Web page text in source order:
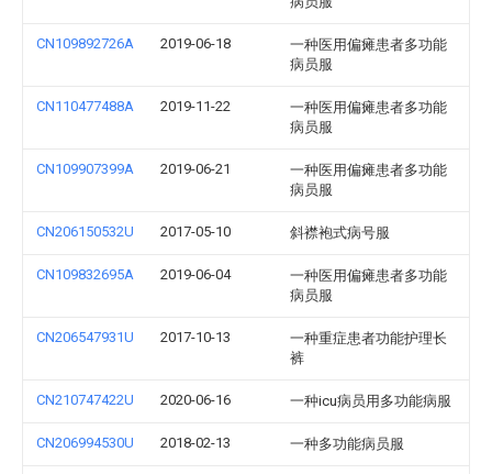
CN109892726A 2019-06-18
一种医用偏瘫患者多功能
病员服
CN110477488A 2019-11-22
一种医用偏瘫患者多功能
病员服
CN109907399A 2019-06-21
一种医用偏瘫患者多功能
病员服
CN206150532U 2017-05-10 斜襟袍式病号服
CN109832695A 2019-06-04
一种医用偏瘫患者多功能
病员服
CN206547931U 2017-10-13
一种重症患者功能护理长
裤
CN210747422U 2020-06-16 一种icu病员用多功能病服
CN206994530U 2018-02-13 一种多功能病员服